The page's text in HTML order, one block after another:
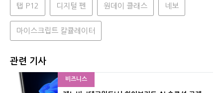
탭 P12 디지털 펜 원데이 클래스 네보
마이스크립트 칼큘레이터
관련 기사
비즈니스